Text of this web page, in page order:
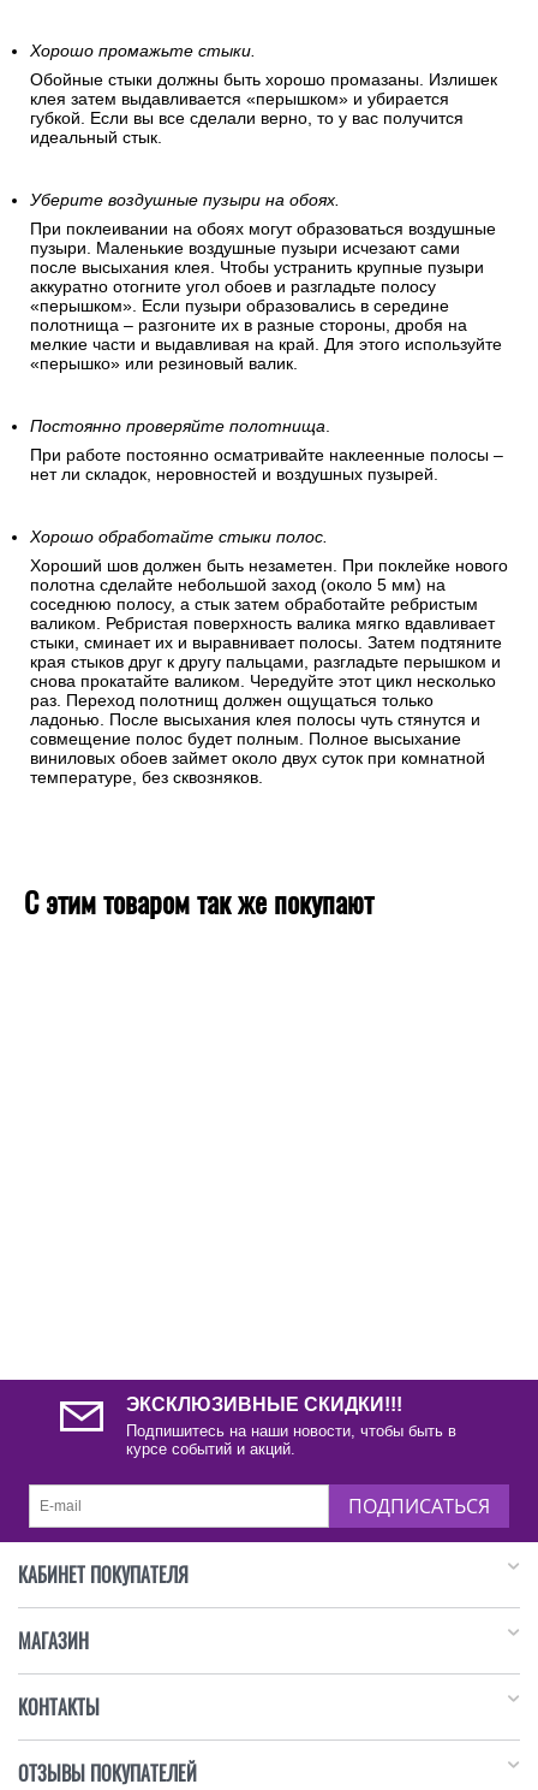
Хорошо промажьте стыки.
Обойные стыки должны быть хорошо промазаны. Излишек
клея затем выдавливается «перышком» и убирается
губкой. Если вы все сделали верно, то у вас получится
идеальный стык.
Уберите воздушные пузыри на обоях.
При поклеивании на обоях могут образоваться воздушные
пузыри. Маленькие воздушные пузыри исчезают сами
после высыхания клея. Чтобы устранить крупные пузыри
аккуратно отогните угол обоев и разгладьте полосу
«перышком». Если пузыри образовались в середине
полотнища – разгоните их в разные стороны, дробя на
мелкие части и выдавливая на край. Для этого используйте
«перышко» или резиновый валик.
Постоянно проверяйте полотнища.
При работе постоянно осматривайте наклеенные полосы –
нет ли складок, неровностей и воздушных пузырей.
Хорошо обработайте стыки полос.
Хороший шов должен быть незаметен. При поклейке нового
полотна сделайте небольшой заход (около 5 мм) на
соседнюю полосу, а стык затем обработайте ребристым
валиком. Ребристая поверхность валика мягко вдавливает
стыки, сминает их и выравнивает полосы. Затем подтяните
края стыков друг к другу пальцами, разгладьте перышком и
снова прокатайте валиком. Чередуйте этот цикл несколько
раз. Переход полотнищ должен ощущаться только
ладонью. После высыхания клея полосы чуть стянутся и
совмещение полос будет полным. Полное высыхание
виниловых обоев займет около двух суток при комнатной
температуре, без сквозняков.
С этим товаром так же покупают
ЭКСКЛЮЗИВНЫЕ СКИДКИ!!!
Подпишитесь на наши новости, чтобы быть в
курсе событий и акций.
ПОДПИСАТЬСЯ
КАБИНЕТ ПОКУПАТЕЛЯ
МАГАЗИН
КОНТАКТЫ
ОТЗЫВЫ ПОКУПАТЕЛЕЙ